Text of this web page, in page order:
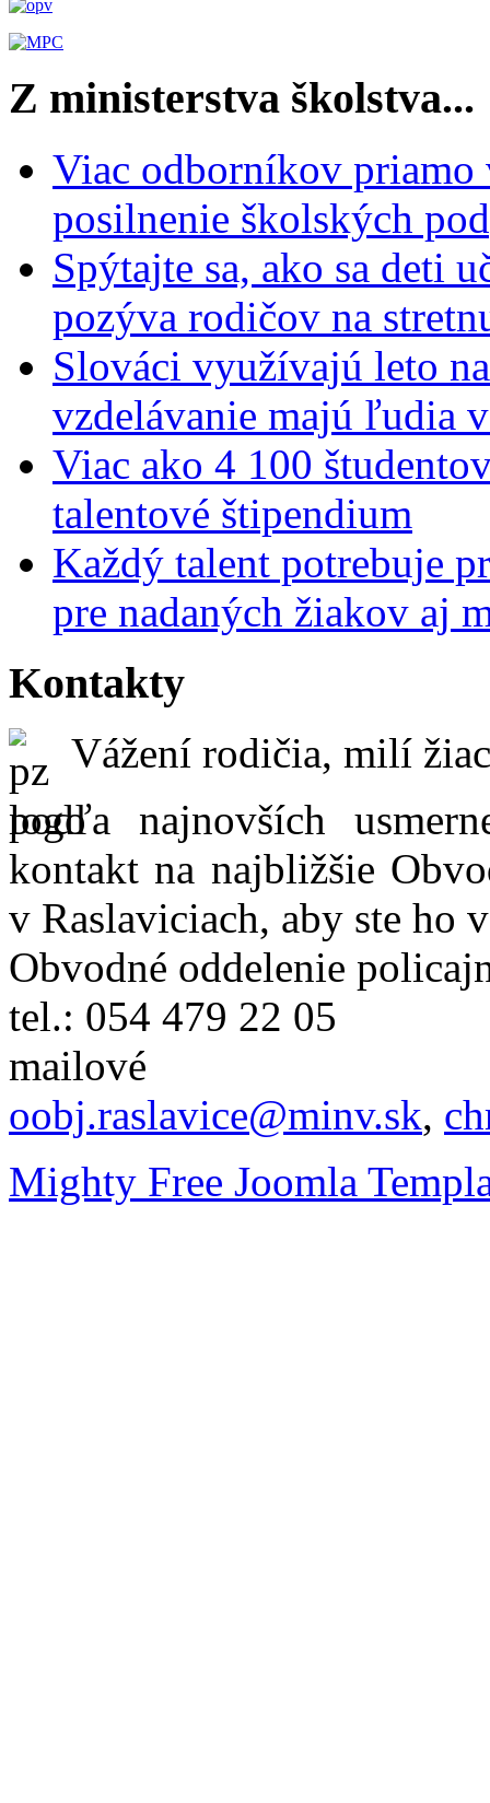
Z ministerstva školstva...
Viac odborníkov priamo
posilnenie školských
Spýtajte sa, ako sa deti
pozýva rodičov na
Slováci využívajú leto
vzdelávanie majú ľudia
Viac ako 4 100
talentové štipendium
Každý talent potrebuje
pre nadaných žiakov aj
Kontakty
Vážení rodičia, milí
podľa najnovších
kontakt na najbližšie
v Raslaviciach, aby ste ho
Obvodné oddelenie
tel.: 054 479 22 05
oobj.raslavice@minv.sk,
Mighty Free Joomla